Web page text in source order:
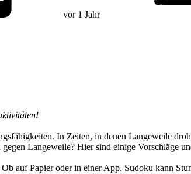
vor 1 Jahr
In Zeiten, in denen Langeweile
Langeweile? Hier sind einige Vorschläge
auf Papier oder in einer App, Sudoku kann